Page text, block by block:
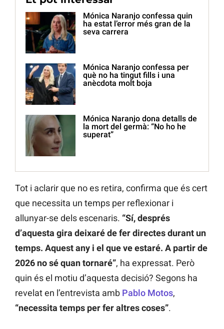
Mónica Naranjo confessa quin
ha estat l’error més gran de la
seva carrera
Mónica Naranjo confessa per
què no ha tingut fills i una
anècdota molt boja
Mónica Naranjo dona detalls de
la mort del germà: “No ho he
superat”
Tot i aclarir que no es retira, confirma que és cert
que necessita un temps per reflexionar i
allunyar-se dels escenaris. “Sí, després
d’aquesta gira deixaré de fer directes durant un
temps. Aquest any i el que ve estaré. A partir de
2026 no sé quan tornaré”, ha expressat. Però
quin és el motiu d’aquesta decisió? Segons ha
revelat en l’entrevista amb Pablo Motos,
“necessita temps per fer altres coses”.